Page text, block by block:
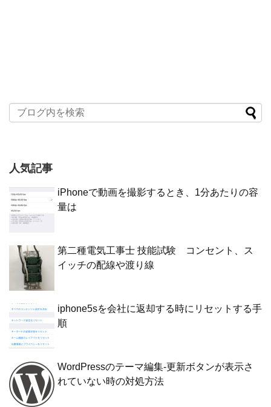
人気記事
iPhoneで動画を撮影するとき、1分あたりの容
量は
第二種電気工事士 技能試験 コンセント、ス
イッチの配線や渡り線
iphone5sを会社に返却する時にリセットする手
順
WordPressのテーマ編集-更新ボタンが表示さ
れていない時の対処方法